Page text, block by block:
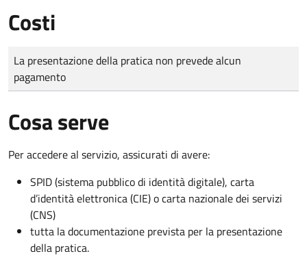
Costi
Tipo di pagamento
Importo
La presentazione della pratica non prevede alcun
pagamento
Cosa serve
Per accedere al servizio, assicurati di avere:
SPID (sistema pubblico di identità digitale), carta
d’identità elettronica (CIE) o carta nazionale dei servizi
(CNS)
tutta la documentazione prevista per la presentazione
della pratica.